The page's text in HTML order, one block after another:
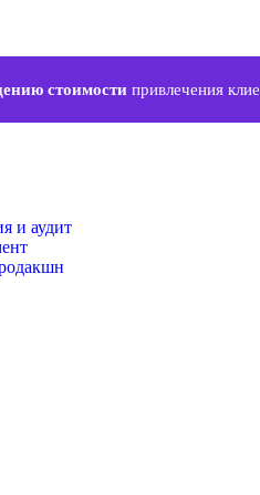
стоимости привлечения
и аудит